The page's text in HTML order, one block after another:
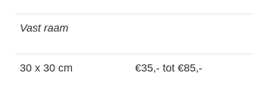
Vast raam
30 x 30 cm €35,- tot €85,-